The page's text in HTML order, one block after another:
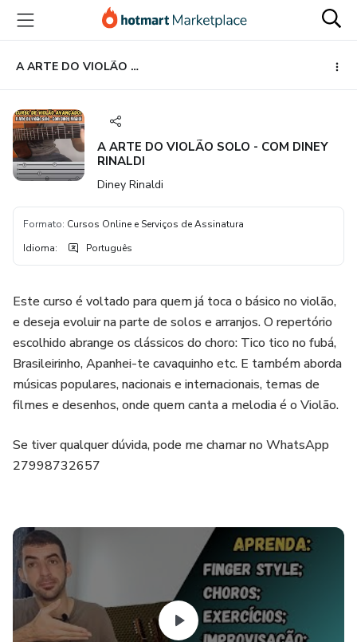
para
conteúdo
principal
para
pagamento
para
rodapé
A ARTE DO VIOLÃO SOLO - COM DINEY RINALDI
A ARTE DO VIOLÃO SOLO - COM DINEY
RINALDI
Diney Rinaldi
Formato: Cursos Online e Serviços de Assinatura
Idioma: Português
Este curso é voltado para quem já toca o básico no violão,
e deseja evoluir na parte de solos e arranjos. O repertório
escolhido abrange os clássicos do choro: Tico tico no fubá,
Brasileirinho, Apanhei-te cavaquinho etc. E também aborda
músicas populares, nacionais e internacionais, temas de
filmes e desenhos, onde quem canta a melodia é o Violão.
Se tiver qualquer dúvida, pode me chamar no WhatsApp
27998732657